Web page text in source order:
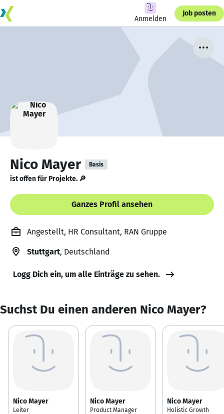
Anmelden
Job posten
Nico Mayer Basis
ist offen für Projekte. 🔎
Ganzes Profil ansehen
Angestellt, HR Consultant, RAN Gruppe
Stuttgart, Deutschland
Logg Dich ein, um alle Einträge zu sehen.
Suchst Du einen anderen Nico Mayer?
Nico Mayer
Leiter
Nico Mayer
Product Manager
Nico Mayer
Holistic Growth